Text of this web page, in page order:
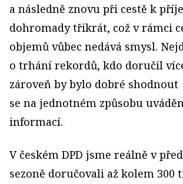
a následně znovu při cestě k
dohromady třikrát, což v rámci
objemů vůbec nedává smysl.
o trhání rekordů, kdo doručil
zároveň by bylo dobré shodnout
se na jednotném způsobu
informací.
V českém DPD jsme reálně v
sezoně doručovali až kolem 300